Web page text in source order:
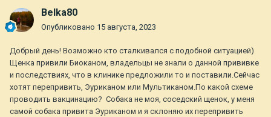
Belka80
Опубликовано 15 августа, 2023
Добрый день! Возможно кто сталкивался с подобной ситуацией)
Щенка привили Биоканом, владельцы не знали о данной прививке
и последствиях, что в клинике предложили то и поставили.Сейчас
хотят перепривить, Эуриканом или Мультиканом.По какой схеме
проводить вакцинацию? Собака не моя, соседский щенок, у меня
самой собака привита Эуриканом и я склоняю их перепривить